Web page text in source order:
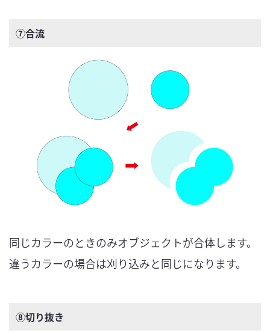
⑦合流
同じカラーのときのみオブジェクトが合体します。
違うカラーの場合は刈り込みと同じになります。
⑧切り抜き